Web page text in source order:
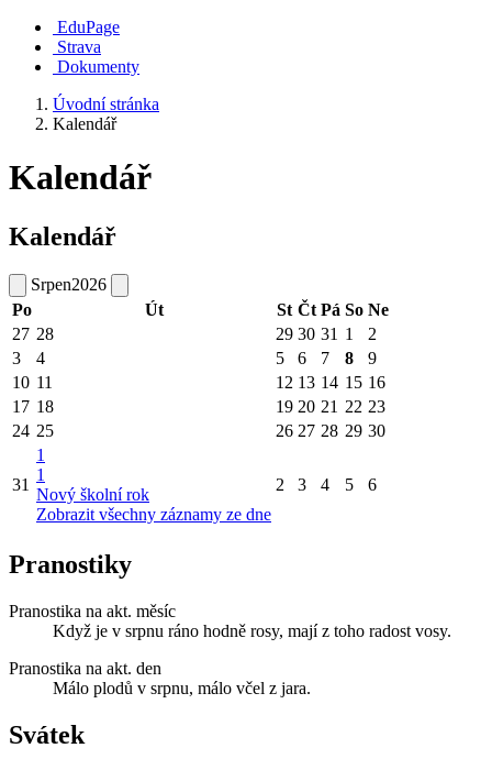
EduPage
Strava
Dokumenty
Úvodní stránka
Kalendář
Kalendář
Kalendář
Srpen2026
Po
Út St Čt Pá So Ne
27 28 29 30 31 1
2
3
4 5 6 7 8
9
10 11 12 13 14 15 16
17 18 19 20 21 22 23
24 25 26 27 28 29 30
31
1
1
Nový školní rok
Zobrazit všechny záznamy ze dne
2 3 4 5 6
Pranostiky
Pranostika na akt. měsíc
Když je v srpnu ráno hodně rosy, mají z toho radost vosy.
Pranostika na akt. den
Málo plodů v srpnu, málo včel z jara.
Svátek